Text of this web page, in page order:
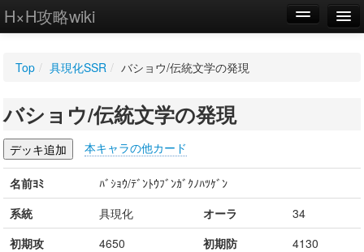
H×H攻略wiki
WIKI
設定
Top / 具現化SSR / バショウ/伝統文学の発現
バショウ/伝統文学の発現
本キャラの他カード
名前ﾖﾐ
ﾊﾞｼｮｳ/ﾃﾞﾝﾄｳﾌﾞﾝｶﾞｸﾉﾊﾂｹﾞﾝ
系統
具現化 オーラ
34
初期攻
4650 初期防
4130